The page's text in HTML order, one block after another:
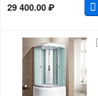
29 400.00₽